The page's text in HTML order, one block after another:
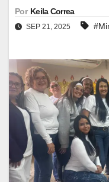
Por Keila Correa
SEP 21, 2025